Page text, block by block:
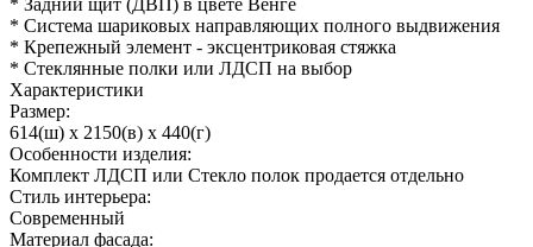
* Система шариковых направляющих полного выдвижения
* Крепежный элемент - эксцентриковая стяжка
* Стеклянные полки или ЛДСП на выбор
Характеристики
Размер:
614(ш) x 2150(в) x 440(г)
Особенности изделия:
Комплект ЛДСП или Стекло полок продается отдельно
Стиль интерьера:
Современный
Материал фасада: